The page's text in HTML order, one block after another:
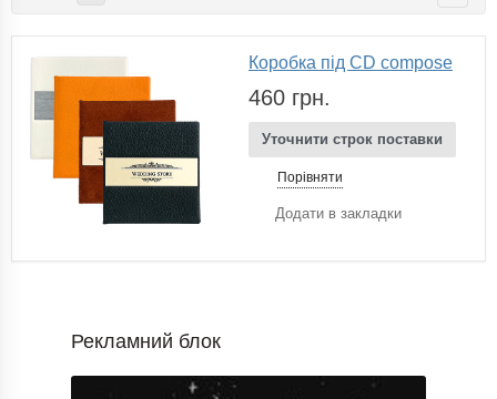
Коробка під CD compose
460 грн.
Уточнити строк поставки
Порівняти
Додати в закладки
Рекламний блок